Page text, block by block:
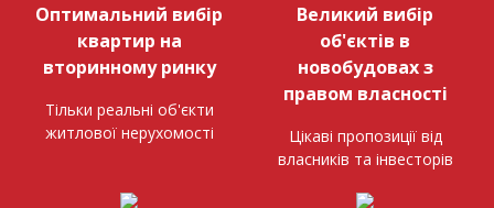
Оптимальний вибір
квартир на
вторинному ринку
Тільки реальні об'єкти
житлової нерухомості
Великий вибір
об'єктів в
новобудовах з
правом власності
Цікаві пропозиції від
власників та інвесторів